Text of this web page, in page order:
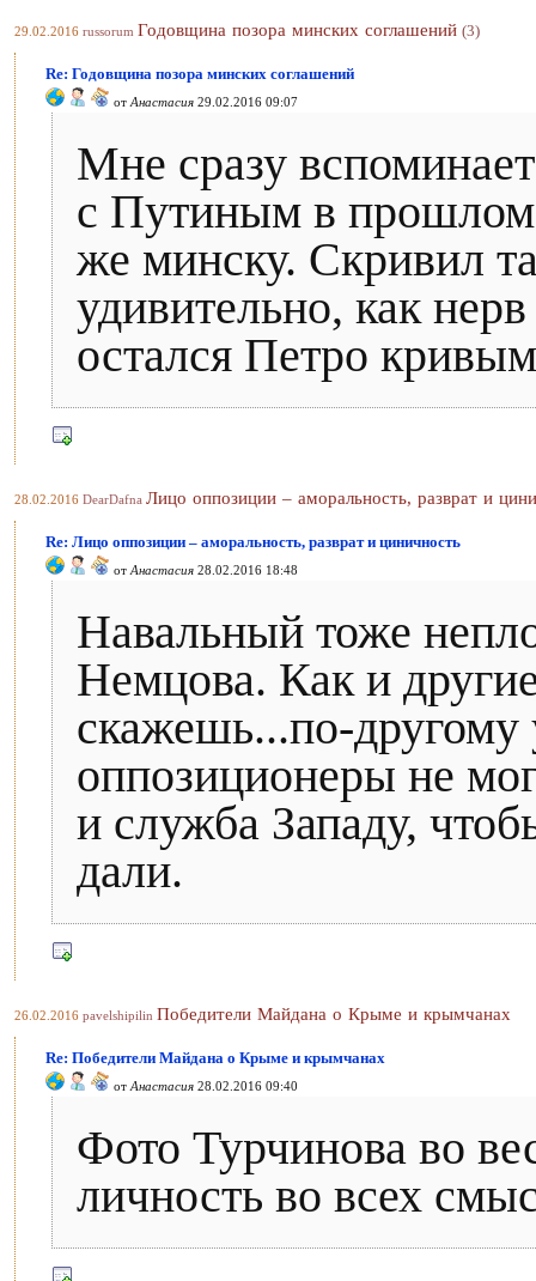
29.02.2016 russorum Годовщина позора минских соглашений (3)
Re: Годовщина позора минских соглашений
от Анастасия 29.02.2016 09:07
Мне сразу
с Путиным в прошлом
же минску. Скривил
удивительно, как
остался Петро кривым
28.02.2016 DearDafna Лицо оппозиции – аморальность, разврат и
Re: Лицо оппозиции – аморальность, разврат и циничность
от Анастасия 28.02.2016 18:48
Навальный тоже
Немцова. Как и
скажешь...по-другому
оппозиционеры не
и служба Западу,
дали.
26.02.2016 pavelshipilin Победители Майдана о Крыме и крымчанах
Re: Победители Майдана о Крыме и крымчанах
от Анастасия 28.02.2016 09:40
Фото Турчинова во
личность во всех